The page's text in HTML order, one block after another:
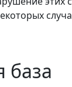
база